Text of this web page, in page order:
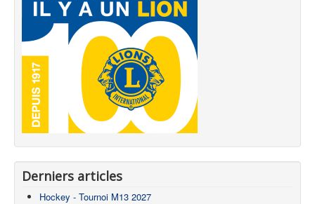
Derniers articles
Hockey - Tournoi M13 2027